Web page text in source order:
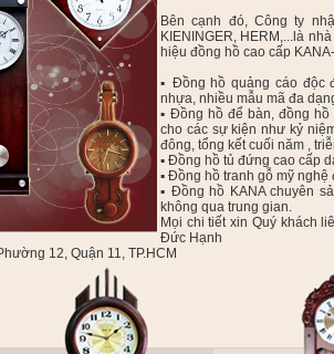
Bên cạnh đó, Công ty
KIENINGER, HERM,...là
hiệu đồng hồ cao cấp
▪ Đồng hồ quảng cáo độc
nhựa, nhiều mẫu mã đa
▪ Đồng hồ để bàn, đồng
cho các sự kiện như kỷ
đông, tổng kết cuối năm ,
▪ Đồng hồ tủ đứng cao cấp
▪ Đồng hồ tranh gỗ mỹ
▪ Đồng hồ KANA chuyên
không qua trung gian.
Mọi chi tiết xin Quý khách
Đức Hạnh
12, Quận 11, TP.HCM